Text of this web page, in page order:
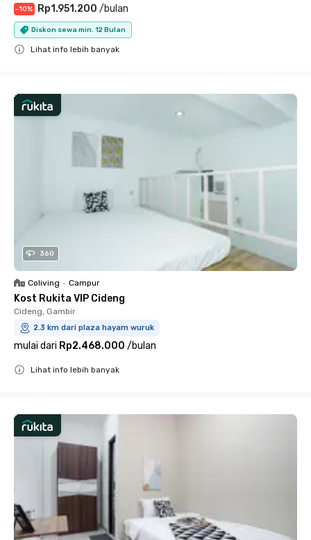
-10% Rp1.951.200 /bulan
Diskon sewa min. 12 Bulan
Lihat info lebih banyak
360
Coliving • Campur
Kost Rukita VIP Cideng
Cideng, Gambir
2.3 km dari plaza hayam wuruk
mulai dari Rp2.468.000 /bulan
Lihat info lebih banyak